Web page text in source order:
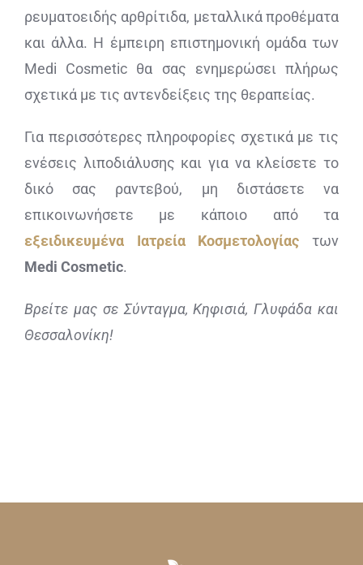
ρευματοειδής αρθρίτιδα, μεταλλικά προθέματα
και άλλα. Η έμπειρη επιστημονική ομάδα των
Medi Cosmetic θα σας ενημερώσει πλήρως
σχετικά με τις αντενδείξεις της θεραπείας.
Για περισσότερες πληροφορίες σχετικά με τις
ενέσεις λιποδιάλυσης και για να κλείσετε το
δικό σας ραντεβού, μη διστάσετε να
επικοινωνήσετε με κάποιο από τα
εξειδικευμένα
Ιατρεία Κοσμετολογίας των
Medi Cosmetic.
Βρείτε μας σε Σύνταγμα, Κηφισιά, Γλυφάδα και
Θεσσαλονίκη!